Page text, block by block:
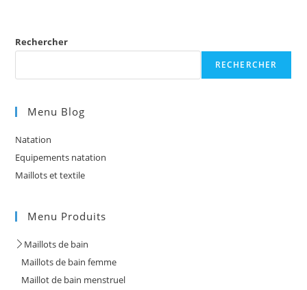
Rechercher
RECHERCHER
Menu Blog
Natation
Equipements natation
Maillots et textile
Menu Produits
Maillots de bain
Maillots de bain femme
Maillot de bain menstruel